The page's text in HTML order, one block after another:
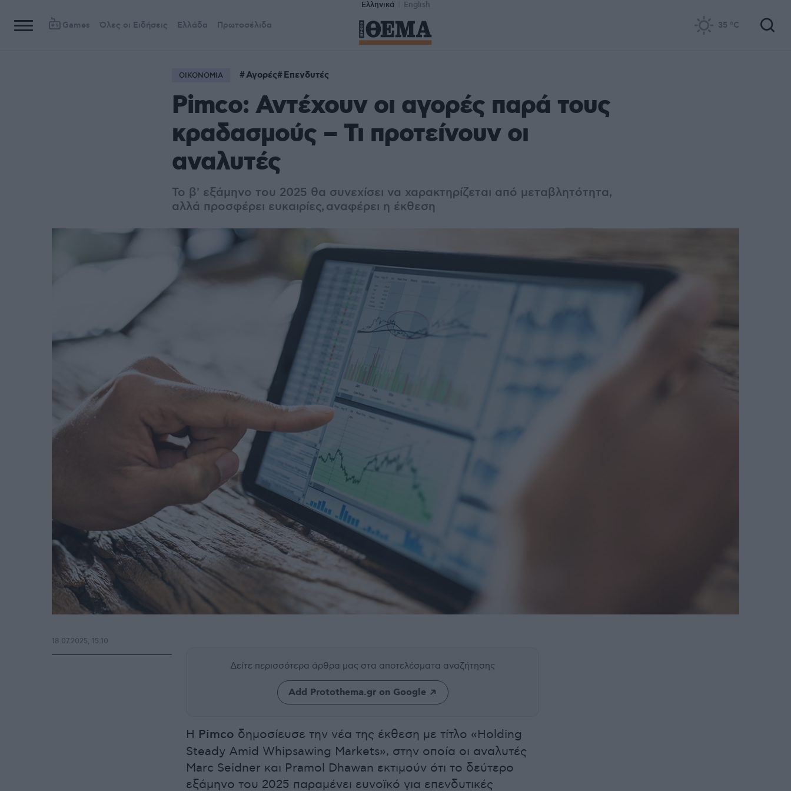
Ελληνικά English
Games Όλες οι Ειδήσεις Ελλάδα Πρωτοσέλιδα 35 °C
ΟΙΚΟΝΟΜΙΑ Αγορές Επενδυτές
Pimco: Αντέχουν οι αγορές παρά τους
κραδασμούς – Τι προτείνουν οι
αναλυτές
Το β' εξάμηνο του 2025 θα συνεχίσει να χαρακτηρίζεται από μεταβλητότητα,
αλλά προσφέρει ευκαιρίες, αναφέρει η έκθεση
Δείτε περισσότερα άρθρα μας στα αποτελέσματα αναζήτησης
Add Protothema.gr on Google
Η Pimco δημοσίευσε την νέα της έκθεση με τίτλο «Holding
Steady Amid Whipsawing Markets», στην οποία οι αναλυτές
Marc Seidner και Pramol Dhawan εκτιμούν ότι το δεύτερο
εξάμηνο του 2025 παραμένει ευνοϊκό για επενδυτικές
18.07.2025, 15:10